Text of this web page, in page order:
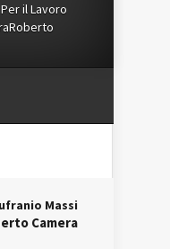
il Lavoro
Massi
Camera